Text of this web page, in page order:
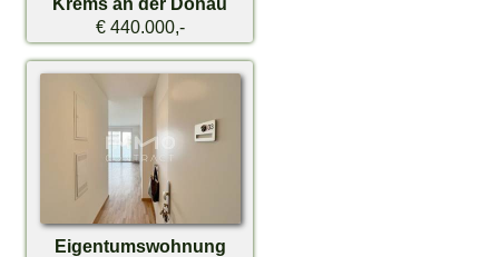
€ 440.000,-
Eigentumswohnung